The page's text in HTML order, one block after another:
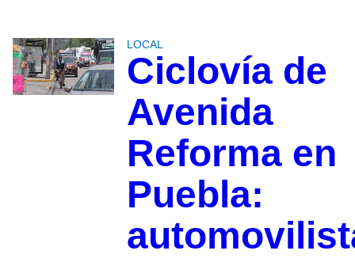
LOCAL
Ciclovía de
Avenida
Reforma en
Puebla: